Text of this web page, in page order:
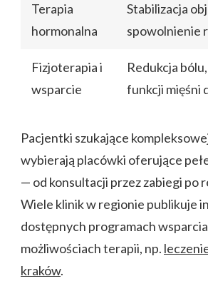
Terapia
hormonalna
Stabilizacja
spowolnienie
Fizjoterapia i
wsparcie
Redukcja
funkcji mięśni
Pacjentki szukające
wybierają placówki oferujące
— od konsultacji przez zabiegi po
Wiele klinik w regionie publikuje
dostępnych programach
możliwościach terapii, np.
kraków.